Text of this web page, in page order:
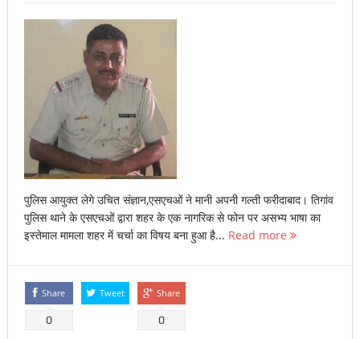
पुलिस आयुक्त लेगे उचित संज्ञान,एसएचओं ने मानी अपनी गल्ती फरीदाबाद। तिगांव
पुलिस थाने के एसएचओं द्वारा शहर के एक नागरिक से फोन पर असभ्य भाषा का
इस्तेमाल मामला शहर में चर्चा का विषय बना हुआ है... Read more
Share
0
Tweet Share
0